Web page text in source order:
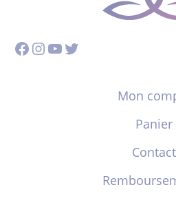
Facebook
Instagram
YouTube
Twitter
Mon
Panier
Contact